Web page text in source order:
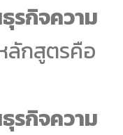
รกิจความ
ลักสูตรคือ
รกิจความ